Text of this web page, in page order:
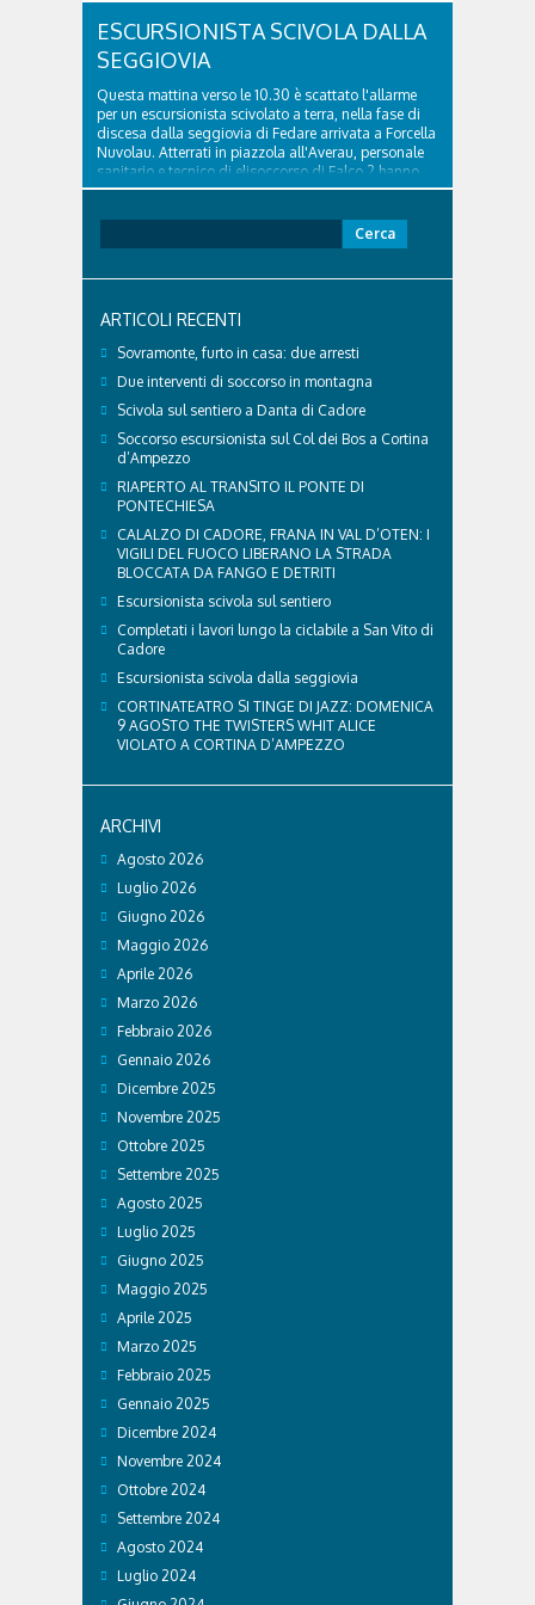
ESCURSIONISTA SCIVOLA DALLA
SEGGIOVIA
Questa mattina verso le 10.30 è scattato l'allarme
per un escursionista scivolato a terra, nella fase di
discesa dalla seggiovia di Fedare arrivata a Forcella
Nuvolau. Atterrati in piazzola all'Averau, personale
sanitario e tecnico di elisoccorso di Falco 2 hanno
raggiunto il 74enne di Teolo...
per:
ARTICOLI RECENTI
Sovramonte, furto in casa: due arresti
Due interventi di soccorso in montagna
Scivola sul sentiero a Danta di Cadore
Soccorso escursionista sul Col dei Bos a Cortina
d’Ampezzo
RIAPERTO AL TRANSITO IL PONTE DI
PONTECHIESA
CALALZO DI CADORE, FRANA IN VAL D’OTEN: I
VIGILI DEL FUOCO LIBERANO LA STRADA
BLOCCATA DA FANGO E DETRITI
Escursionista scivola sul sentiero
Completati i lavori lungo la ciclabile a San Vito di
Cadore
Escursionista scivola dalla seggiovia
CORTINATEATRO SI TINGE DI JAZZ: DOMENICA
9 AGOSTO THE TWISTERS WHIT ALICE
VIOLATO A CORTINA D’AMPEZZO
ARCHIVI
Agosto 2026
Luglio 2026
Giugno 2026
Maggio 2026
Aprile 2026
Marzo 2026
Febbraio 2026
Gennaio 2026
Dicembre 2025
Novembre 2025
Ottobre 2025
Settembre 2025
Agosto 2025
Luglio 2025
Giugno 2025
Maggio 2025
Aprile 2025
Marzo 2025
Febbraio 2025
Gennaio 2025
Dicembre 2024
Novembre 2024
Ottobre 2024
Settembre 2024
Agosto 2024
Luglio 2024